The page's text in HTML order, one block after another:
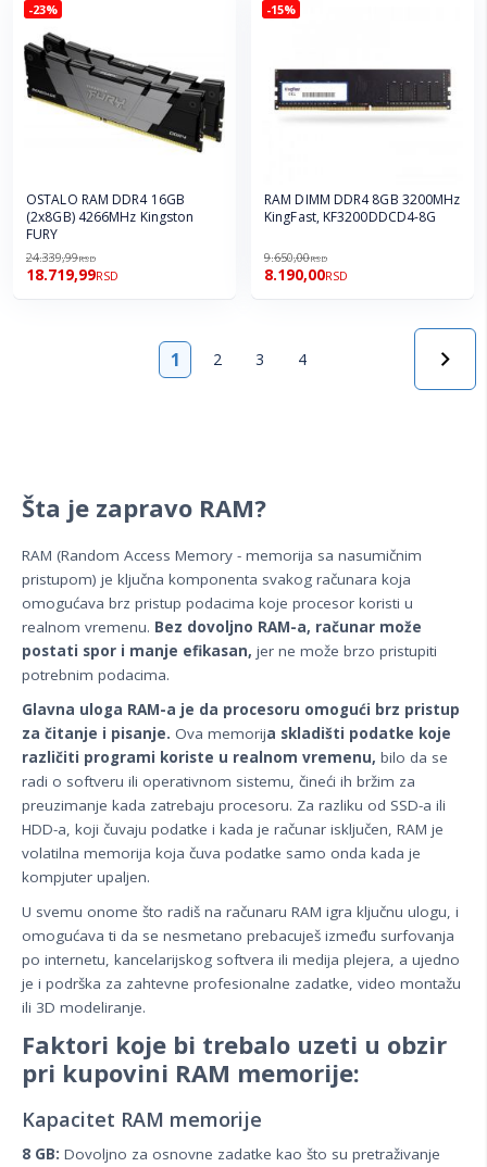
-23%
OSTALO RAM DDR4 16GB
(2x8GB) 4266MHz Kingston
FURY
24.339,99RSD
18.719,99RSD
-15%
RAM DIMM DDR4 8GB 3200MHz
KingFast, KF3200DDCD4-8G
9.650,00RSD
8.190,00RSD
1
2 3 4
Šta je zapravo RAM?
RAM (Random Access Memory - memorija sa nasumičnim
pristupom) je ključna komponenta svakog računara koja
omogućava brz pristup podacima koje procesor koristi u
realnom vremenu. Bez dovoljno RAM-a, računar može
postati spor i manje efikasan, jer ne može brzo pristupiti
potrebnim podacima.
Glavna uloga RAM-a je da procesoru omogući brz pristup
za čitanje i pisanje. Ova memorija skladišti podatke koje
različiti programi koriste u realnom vremenu, bilo da se
radi o softveru ili operativnom sistemu, čineći ih bržim za
preuzimanje kada zatrebaju procesoru. Za razliku od SSD-a ili
HDD-a, koji čuvaju podatke i kada je računar isključen, RAM je
volatilna memorija koja čuva podatke samo onda kada je
kompjuter upaljen.
U svemu onome što radiš na računaru RAM igra ključnu ulogu, i
omogućava ti da se nesmetano prebacuješ između surfovanja
po internetu, kancelarijskog softvera ili medija plejera, a ujedno
je i podrška za zahtevne profesionalne zadatke, video montažu
ili 3D modeliranje.
Faktori koje bi trebalo uzeti u obzir
pri kupovini RAM memorije:
Kapacitet RAM memorije
8 GB: Dovoljno za osnovne zadatke kao što su pretraživanje